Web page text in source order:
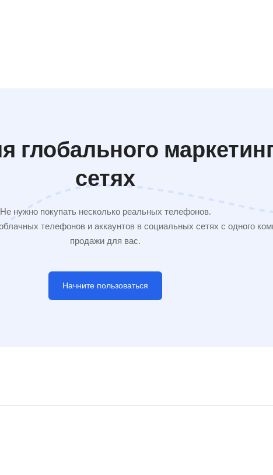
глобального
сетях
Не нужно покупать несколько реальных телефонов.
телефонов и аккаунтов в социальных сетях с одного
продажи для вас.
Начните пользоваться